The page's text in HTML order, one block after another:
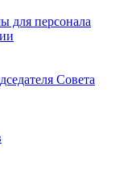
для персонала
Совета